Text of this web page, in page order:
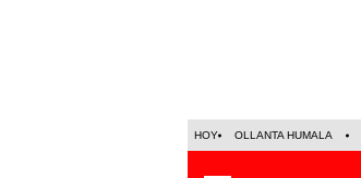
HOY OLLANTA HUMALA